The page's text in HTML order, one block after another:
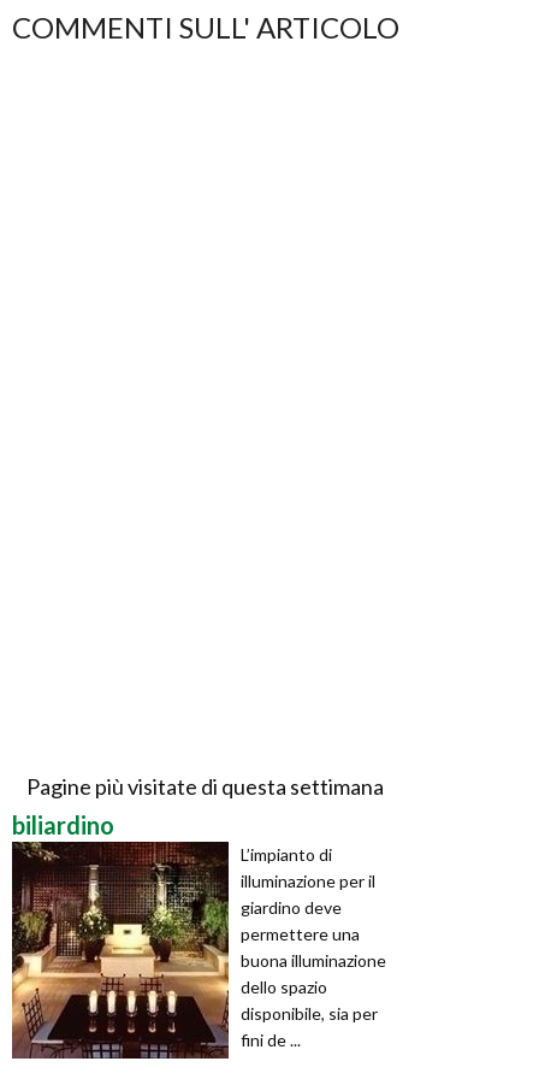
COMMENTI SULL' ARTICOLO
Pagine più visitate di questa settimana
biliardino
L’impianto di
illuminazione per il
giardino deve
permettere una
buona illuminazione
dello spazio
disponibile, sia per
fini de ...